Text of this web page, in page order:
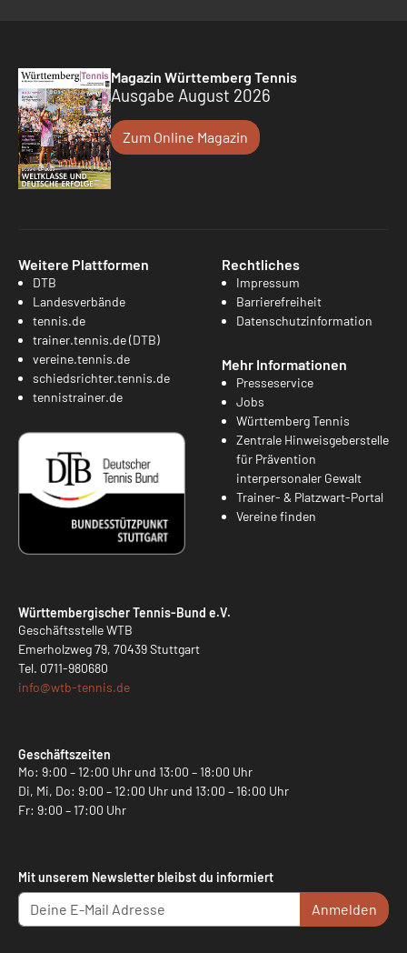
Magazin Württemberg Tennis
Ausgabe August 2026
Zum Online Magazin
Weitere Plattformen
DTB
Landesverbände
tennis.de
trainer.tennis.de (DTB)
vereine.tennis.de
schiedsrichter.tennis.de
tennistrainer.de
Rechtliches
Impressum
Barrierefreiheit
Datenschutzinformation
Mehr Informationen
Presseservice
Jobs
Württemberg Tennis
Zentrale Hinweisgeberstelle
für Prävention
interpersonaler Gewalt
Trainer- & Platzwart-Portal
Vereine finden
Württembergischer Tennis-Bund e.V.
Geschäftsstelle WTB
Emerholzweg 79, 70439 Stuttgart
Tel. 0711-980680
info@wtb-tennis.de
Geschäftszeiten
Mo: 9:00 – 12:00 Uhr und 13:00 – 18:00 Uhr
Di, Mi, Do: 9:00 – 12:00 Uhr und 13:00 – 16:00 Uhr
Fr: 9:00 – 17:00 Uhr
Mit unserem Newsletter bleibst du informiert
Anmelden